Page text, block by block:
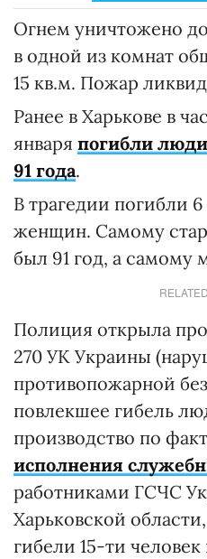
Огнем уничтожено
в одной из комнат
15 кв.м. Пожар
Ранее в Харькове в
января погибли люди
91 года.
В трагедии погибли
женщин. Самому
был 91 год, а самому
Полиция открыла
270 УК Украины
противопожарной
повлекшее гибель
производство по
исполнения
работниками ГСЧС
Харьковской
гибели 15-ти